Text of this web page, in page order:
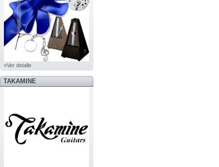
»Ver detalle
TAKAMINE